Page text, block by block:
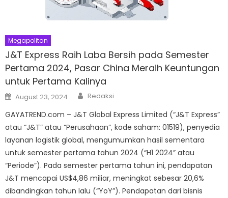
Megapolitan
J&T Express Raih Laba Bersih pada Semester
Pertama 2024, Pasar China Meraih Keuntungan
untuk Pertama Kalinya
Posted
on
August 23, 2024 Author
Redaksi
GAYATREND.com – J&T Global Express Limited (“J&T Express”
atau “J&T” atau “Perusahaan”, kode saham: 01519), penyedia
layanan logistik global, mengumumkan hasil sementara
untuk semester pertama tahun 2024 (“H1 2024” atau
“Periode”). Pada semester pertama tahun ini, pendapatan
J&T mencapai US$4,86 miliar, meningkat sebesar 20,6%
dibandingkan tahun lalu (“YoY”). Pendapatan dari bisnis